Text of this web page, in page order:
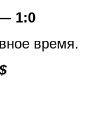
1:0
время.